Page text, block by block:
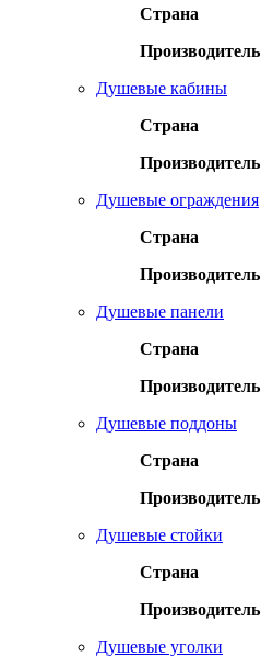
Страна
Производитель
Душевые кабины
Страна
Производитель
Душевые ограждения
Страна
Производитель
Душевые панели
Страна
Производитель
Душевые поддоны
Страна
Производитель
Душевые стойки
Страна
Производитель
Душевые уголки